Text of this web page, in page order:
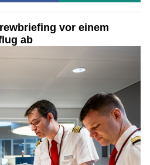
vor einem
ab